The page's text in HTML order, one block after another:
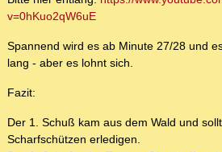
v=0hKuo2qW6uE
Spannend wird es ab Minute 27/28 und
lang - aber es lohnt sich.
Fazit:
Der 1. Schuß kam aus dem Wald und
Scharfschützen erledigen.